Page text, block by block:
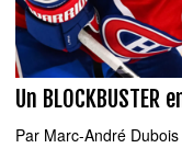
Un
Par Marc-André Dubois